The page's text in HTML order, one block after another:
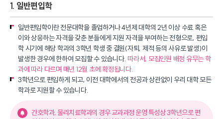
1. 일반편입학
일반편입학이란 전문대학을 졸업하거나 4년제 대학의 2년 이상 수료 혹은
이와 상응하는 자격을 갖춘 분들에게 지원 자격을 부여하는 전형으로, 편입
학 시기에 해당 학과의 3학년 학생 중 결원(자퇴, 제적 등의 사유로 발생)이
발생한 경우에 한하여 모집할 수 있습니다. 따라서, 모집인원 배정 유무는 학
과에 따라 다르며 매년 12월 초에 확정됩니다.
3학년으로 편입하게 되고, 이전 대학에서의 전공과 상관없이 우리 대학 모든
학과로 지원할 수 있습니다.
간호학과, 물리치료학과의 경우 교과과정 운영 특성상 3학년으로 편